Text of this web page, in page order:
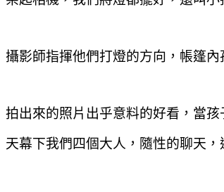
攝影師指揮他們打燈的方向 ，帳篷
拍出來的照片出乎意料的好看 ，當
天幕下我們四個大人 ，隨性的聊天